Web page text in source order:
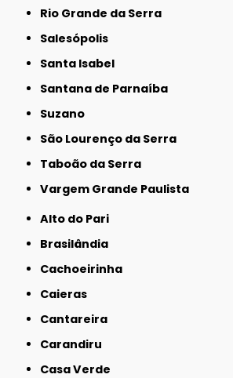
Rio Grande da Serra
Salesópolis
Santa Isabel
Santana de Parnaíba
Suzano
São Lourenço da Serra
Taboão da Serra
Vargem Grande Paulista
Alto do Pari
Brasilândia
Cachoeirinha
Caieras
Cantareira
Carandiru
Casa Verde